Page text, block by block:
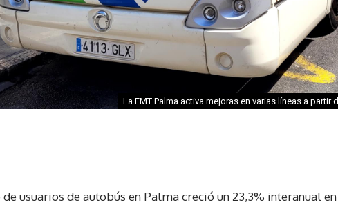
La EMT Palma activa mejoras en varias líneas a partir
usuarios de autobús en Palma creció un 23,3% interanual